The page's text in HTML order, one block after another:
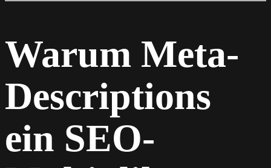
Warum Meta-
Descriptions
ein SEO-